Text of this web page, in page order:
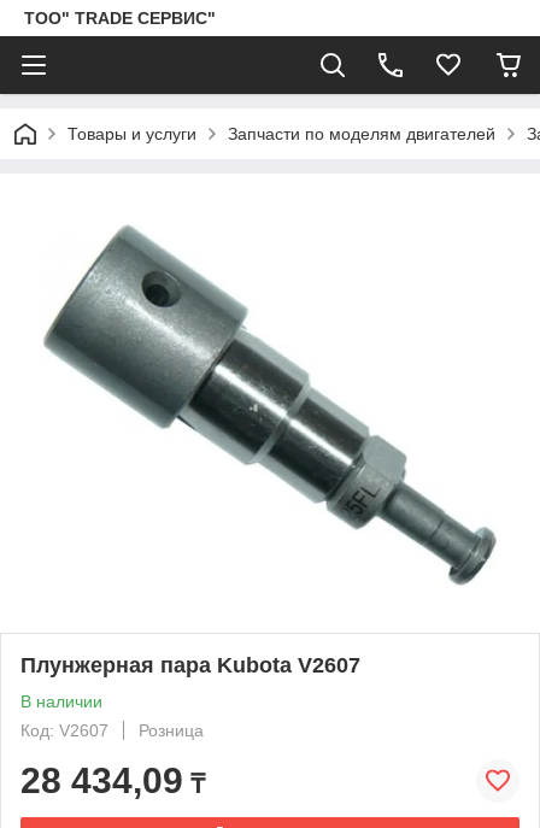
ТОО" TRADE СЕРВИС"
Товары и услуги Запчасти по моделям двигателей
Плунжерная пара Kubota V2607
В наличии
Код: V2607
Розница
28 434,09 ₸